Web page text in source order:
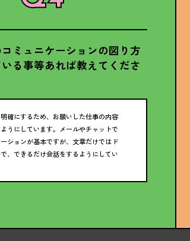
ミュニケーションの図り方
る事等あれば教えてくださ
確にするため、お願いした仕事の内容
うにしています。メールやチャットで
ションが基本ですが、文章だけではド
、できるだけ会話をするようにしてい